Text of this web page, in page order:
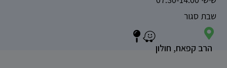
שבת סגור
הרב קפאח, חולון